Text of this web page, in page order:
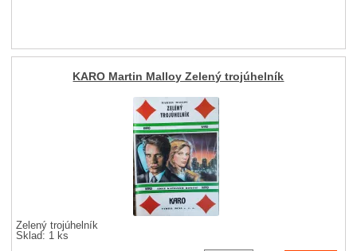
KARO Martin Malloy Zelený trojúhelník
Zelený trojúhelník
Sklad: 1 ks